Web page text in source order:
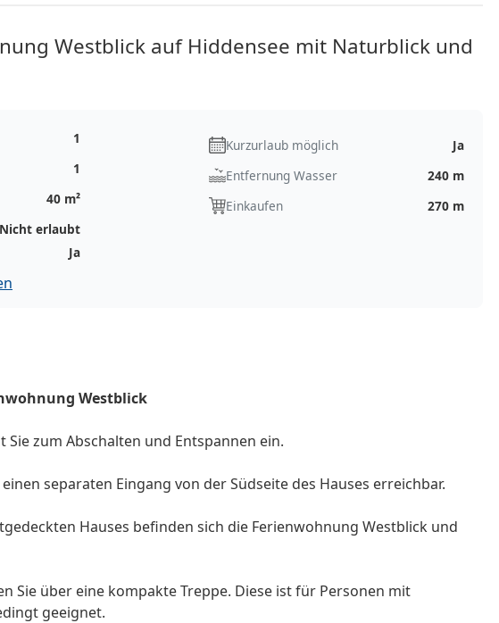
Westblick auf Hiddensee mit Naturblick und
1
1
40 m²
Nicht erlaubt
Kurzurlaub möglich
Ja
Entfernung Wasser
240 m
Einkaufen
270 m
Ja
Westblick
Sie zum Abschalten und Entspannen ein.
separaten Eingang von der Südseite des Hauses erreichbar.
Hauses befinden sich die Ferienwohnung Westblick und
Sie über eine kompakte Treppe. Diese ist für Personen mit
geeignet.